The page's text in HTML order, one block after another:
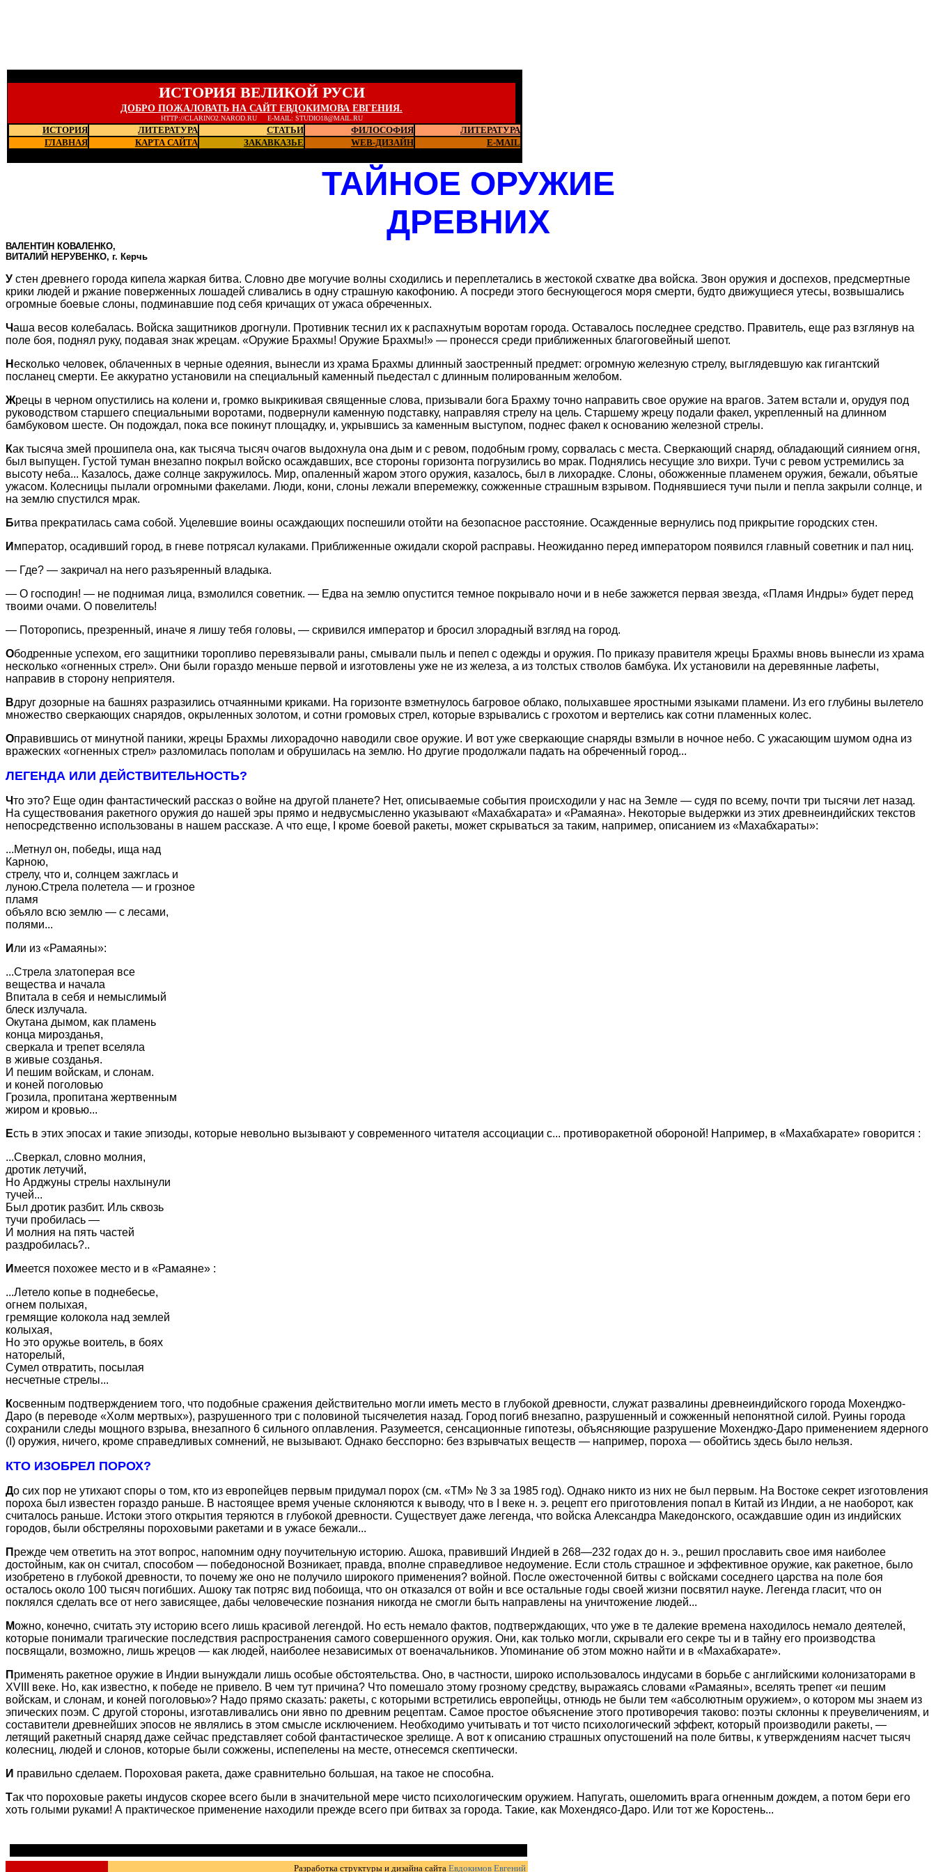
ИСТОРИЯ ВЕЛИКОЙ РУСИ
ДОБРО ПОЖАЛОВАТЬ НА САЙТ ЕВДОКИМОВА ЕВГЕНИЯ.
HTTP://CLARINO2.NAROD.RU E-MAIL: STUDIO18@MAIL.RU
ИСТОРИЯ ЛИТЕРАТУРА СТАТЬИ ФИЛОСОФИЯ
ЛИТЕРАТУРА
ГЛАВНАЯ
КАРТА САЙТА ЗАКАВКАЗЬЕ WEB-ДИЗАЙН
Е-MAIL
ТАЙНОЕ ОРУЖИЕ
ДРЕВНИХ
ВАЛЕНТИН КОВАЛЕНКО,
ВИТАЛИЙ НЕРУВЕНКО, г. Керчь
У стен древнего города кипела жаркая битва. Словно две могучие волны сходились и переплетались в жестокой схватке два войска. Звон оружия и доспехов, предсмертные
крики людей и ржание поверженных лошадей сливались в одну страшную какофонию. А посреди этого беснующегося моря смерти, будто движущиеся утесы, возвышались
огромные боевые слоны, подминавшие под себя кричащих от ужаса обреченных.
Чаша весов колебалась. Войска защитников дрогнули. Противник теснил их к распахнутым воротам города. Оставалось последнее средство. Правитель, еще раз взглянув на
поле боя, поднял руку, подавая знак жрецам. «Оружие Брахмы! Оружие Брахмы!» — пронесся среди приближенных благоговейный шепот.
Несколько человек, облаченных в черные одеяния, вынесли из храма Брахмы длинный заостренный предмет: огромную железную стрелу, выглядевшую как гигантский
посланец смерти. Ее аккуратно установили на специальный каменный пьедестал с длинным полированным желобом.
Жрецы в черном опустились на колени и, громко выкрикивая священные слова, призывали бога Брахму точно направить свое оружие на врагов. Затем встали и, орудуя под
руководством старшего специальными воротами, подвернули каменную подставку, направляя стрелу на цель. Старшему жрецу подали факел, укрепленный на длинном
бамбуковом шесте. Он подождал, пока все покинут площадку, и, укрывшись за каменным выступом, поднес факел к основанию железной стрелы.
Как тысяча змей прошипела она, как тысяча тысяч очагов выдохнула она дым и с ревом, подобным грому, сорвалась с места. Сверкающий снаряд, обладающий сиянием огня,
был выпущен. Густой туман внезапно покрыл войско осаждавших, все стороны горизонта погрузились во мрак. Поднялись несущие зло вихри. Тучи с ревом устремились за
высоту неба... Казалось, даже солнце закружилось. Мир, опаленный жаром этого оружия, казалось, был в лихорадке. Слоны, обожженные пламенем оружия, бежали, объятые
ужасом. Колесницы пылали огромными факелами. Люди, кони, слоны лежали вперемежку, сожженные страшным взрывом. Поднявшиеся тучи пыли и пепла закрыли солнце, и
на землю спустился мрак.
Битва прекратилась сама собой. Уцелевшие воины осаждающих поспешили отойти на безопасное расстояние. Осажденные вернулись под прикрытие городских стен.
И мператор, осадивший город, в гневе потрясал кулаками. Приближенные ожидали скорой расправы. Неожиданно перед императором появился главный советник и пал ниц.
— Где? — закричал на него разъяренный владыка.
— О господин! — не поднимая лица, взмолился советник. — Едва на землю опустится темное покрывало ночи и в небе зажжется первая звезда, «Пламя Индры» будет перед
твоими очами. О повелитель!
— Поторопись, презренный, иначе я лишу тебя головы, — скривился император и бросил злорадный взгляд на город.
Ободренные успехом, его защитники торопливо перевязывали раны, смывали пыль и пепел с одежды и оружия. По приказу правителя жрецы Брахмы вновь вынесли из храма
несколько «огненных стрел». Они были гораздо меньше первой и изготовлены уже не из железа, а из толстых стволов бамбука. Их установили на деревянные лафеты,
направив в сторону неприятеля.
Вдруг дозорные на башнях разразились отчаянными криками. На горизонте взметнулось багровое облако, полыхавшее яростными языками пламени. Из его глубины вылетело
множество сверкающих снарядов, окрыленных золотом, и сотни громовых стрел, которые взрывались с грохотом и вертелись как сотни пламенных колес.
Оправившись от минутной паники, жрецы Брахмы лихорадочно наводили свое оружие. И вот уже сверкающие снаряды взмыли в ночное небо. С ужасающим шумом одна из
вражеских «огненных стрел» разломилась пополам и обрушилась на землю. Но другие продолжали падать на обреченный город...
ЛЕГЕНДА ИЛИ ДЕЙСТВИТЕЛЬНОСТЬ?
Что это? Еще один фантастический рассказ о войне на другой планете? Нет, описываемые события происходили у нас на Земле — судя по всему, почти три тысячи лет назад.
На существования ракетного оружия до нашей эры прямо и недвусмысленно указывают «Махабхарата» и «Рамаяна». Некоторые выдержки из этих древнеиндийских текстов
непосредственно использованы в нашем рассказе. А что еще, I кроме боевой ракеты, может скрываться за таким, например, описанием из «Махабхараты»:
...Метнул он, победы, ища над
Карною,
стрелу, что и, солнцем зажглась и
луною.Стрела полетела — и грозное
пламя
объяло всю землю — с лесами,
полями...
И ли из «Рамаяны»:
...Стрела златоперая все
вещества и начала
Впитала в себя и немыслимый
блеск излучала.
Окутана дымом, как пламень
конца мирозданья,
сверкала и трепет вселяла
в живые созданья.
И пешим войскам, и слонам.
и коней поголовью
Грозила, пропитана жертвенным
жиром и кровью...
Есть в этих эпосах и такие эпизоды, которые невольно вызывают у современного читателя ассоциации с... противоракетной обороной! Например, в «Махабхарате» говорится :
...Сверкал, словно молния,
дротик летучий,
Но Арджуны стрелы нахлынули
тучей...
Был дротик разбит. Иль сквозь
тучи пробилась —
И молния на пять частей
раздробилась?..
И меется похожее место и в «Рамаяне» :
...Летело копье в поднебесье,
огнем полыхая,
гремящие колокола над землей
колыхая,
Но это оружье воитель, в боях
наторелый,
Сумел отвратить, посылая
несчетные стрелы...
Косвенным подтверждением того, что подобные сражения действительно могли иметь место в глубокой древности, служат развалины древнеиндийского города Мохенджо-
Даро (в переводе «Холм мертвых»), разрушенного три с половиной тысячелетия назад. Город погиб внезапно, разрушенный и сожженный непонятной силой. Руины города
сохранили следы мощного взрыва, внезапного 6 сильного оплавления. Разумеется, сенсационные гипотезы, объясняющие разрушение Мохенджо-Даро применением ядерного
(I) оружия, ничего, кроме справедливых сомнений, не вызывают. Однако бесспорно: без взрывчатых веществ — например, пороха — обойтись здесь было нельзя.
КТО ИЗОБРЕЛ ПОРОХ?
До сих пор не утихают споры о том, кто из европейцев первым придумал порох (см. «ТМ» № 3 за 1985 год). Однако никто из них не был первым. На Востоке секрет изготовления
пороха был известен гораздо раньше. В настоящее время ученые склоняются к выводу, что в I веке н. э. рецепт его приготовления попал в Китай из Индии, а не наоборот, как
считалось раньше. Истоки этого открытия теряются в глубокой древности. Существует даже легенда, что войска Александра Македонского, осаждавшие один из индийских
городов, были обстреляны пороховыми ракетами и в ужасе бежали...
П режде чем ответить на этот вопрос, напомним одну поучительную историю. Ашока, правивший Индией в 268—232 годах до н. э., решил прославить свое имя наиболее
достойным, как он считал, способом — победоносной Возникает, правда, вполне справедливое недоумение. Если столь страшное и эффективное оружие, как ракетное, было
изобретено в глубокой древности, то почему же оно не получило широкого применения? войной. После ожесточенной битвы с войсками соседнего царства на поле боя
осталось около 100 тысяч погибших. Ашоку так потряс вид побоища, что он отказался от войн и все остальные годы своей жизни посвятил науке. Легенда гласит, что он
поклялся сделать все от него зависящее, дабы человеческие познания никогда не смогли быть направлены на уничтожение людей...
Можно, конечно, считать эту историю всего лишь красивой легендой. Но есть немало фактов, подтверждающих, что уже в те далекие времена находилось немало деятелей,
которые понимали трагические последствия распространения самого совершенного оружия. Они, как только могли, скрывали его секре ты и в тайну его производства
посвящали, возможно, лишь жрецов — как людей, наиболее независимых от военачальников. Упоминание об этом можно найти и в «Махабхарате».
П рименять ракетное оружие в Индии вынуждали лишь особые обстоятельства. Оно, в частности, широко использовалось индусами в борьбе с английскими колонизаторами в
XVIII веке. Но, как известно, к победе не привело. В чем тут причина? Что помешало этому грозному средству, выражаясь словами «Рамаяны», вселять трепет «и пешим
войскам, и слонам, и коней поголовью»? Надо прямо сказать: ракеты, с которыми встретились европейцы, отнюдь не были тем «абсолютным оружием», о котором мы знаем из
эпических поэм. С другой стороны, изготавливались они явно по древним рецептам. Самое простое объяснение этого противоречия таково: поэты склонны к преувеличениям, и
составители древнейших эпосов не являлись в этом смысле исключением. Необходимо учитывать и тот чисто психологический эффект, который производили ракеты, —
летящий ракетный снаряд даже сейчас представляет собой фантастическое зрелище. А вот к описанию страшных опустошений на поле битвы, к утверждениям насчет тысяч
колесниц, людей и слонов, которые были сожжены, испепелены на месте, отнесемся скептически.
И правильно сделаем. Пороховая ракета, даже сравнительно большая, на такое не способна.
Так что пороховые ракеты индусов скорее всего были в значительной мере чисто психологическим оружием. Напугать, ошеломить врага огненным дождем, а потом бери его
хоть голыми руками! А практическое применение находили прежде всего при битвах за города. Такие, как Мохендясо-Даро. Или тот же Коростень...
Разработка структуры и дизайна сайта Евдокимов Евгений